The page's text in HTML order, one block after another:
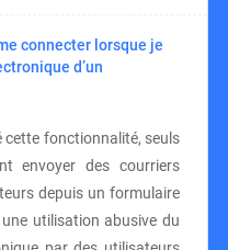
connecter lorsque je
d’un
cette fonctionnalité, seuls
envoyer des courriers
depuis un formulaire
une utilisation abusive du